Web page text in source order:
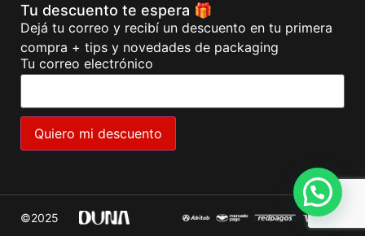
Tu descuento te espera 🎁
Dejá tu correo y recibí un descuento en tu primera
compra + tips y novedades de packaging
Tu correo electrónico
©2025